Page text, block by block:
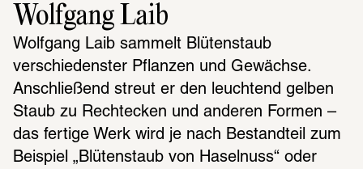
Wolfgang Laib
Wolfgang Laib sammelt Blütenstaub
verschiedenster Pflanzen und Gewächse.
Anschließend streut er den leuchtend gelben
Staub zu Rechtecken und anderen Formen –
das fertige Werk wird je nach Bestandteil zum
Beispiel „Blütenstaub von Haselnuss“ oder